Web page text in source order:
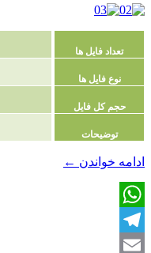
تعداد فایل ها
نوع فایل ها
حجم کل فایل
توضیحات
ادامه خواندن دانلود
←
WhatsApp
Telegram